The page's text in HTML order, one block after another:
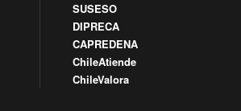
SUSESO
DIPRECA
CAPREDENA
ChileAtiende
ChileValora